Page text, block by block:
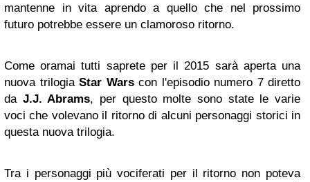
mantenne in vita aprendo a quello che nel prossimo
futuro potrebbe essere un clamoroso ritorno.
Come oramai tutti saprete per il 2015 sarà aperta una
nuova trilogia Star Warscon l'episodio numero 7 diretto
da J.J. Abrams, per questo molte sono state le varie
voci che volevano il ritorno di alcuni personaggi storici in
questa nuova trilogia.
Tra i personaggi più vociferati per il ritorno non poteva